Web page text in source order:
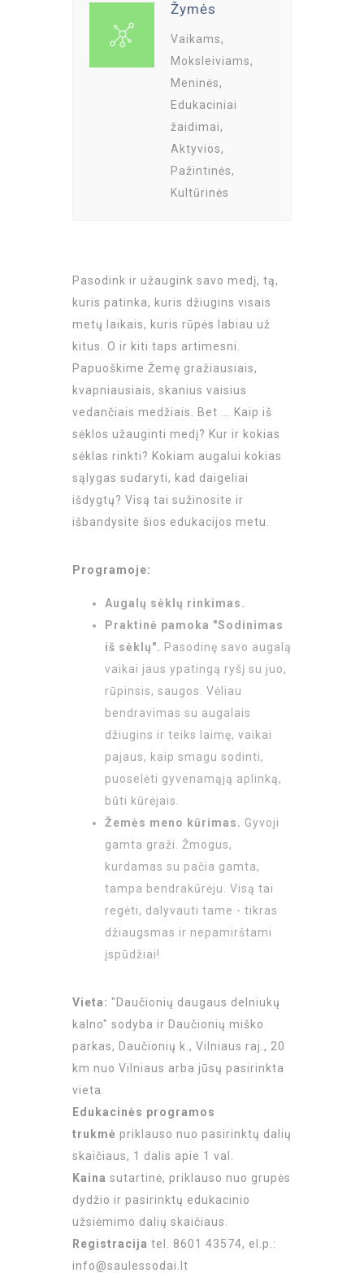
Žymės
Vaikams,
Moksleiviams,
Meninės,
Edukaciniai
žaidimai,
Aktyvios,
Pažintinės,
Kultūrinės
Pasodink ir užaugink savo medį, tą,
kuris patinka, kuris džiugins visais
metų laikais, kuris rūpės labiau už
kitus. O ir kiti taps artimesni.
Papuoškime Žemę gražiausiais,
kvapniausiais, skanius vaisius
vedančiais medžiais. Bet ... Kaip iš
sėklos užauginti medį? Kur ir kokias
sėklas rinkti? Kokiam augalui kokias
sąlygas sudaryti, kad daigeliai
išdygtų? Visą tai sužinosite ir
išbandysite šios edukacijos metu.
Programoje:
Augalų sėklų rinkimas.
Praktinė pamoka "Sodinimas
iš sėklų". Pasodinę savo augalą
vaikai jaus ypatingą ryšį su juo,
rūpinsis, saugos. Vėliau
bendravimas su augalais
džiugins ir teiks laimę, vaikai
pajaus, kaip smagu sodinti,
puoselėti gyvenamąją aplinką,
būti kūrėjais.
Žemės meno kūrimas. Gyvoji
gamta graži. Žmogus,
kurdamas su pačia gamta,
tampa bendrakūrėju. Visą tai
regėti, dalyvauti tame - tikras
džiaugsmas ir nepamirštami
įspūdžiai!
Vieta: "Daučionių daugaus delniukų
kalno" sodyba ir Daučionių miško
parkas, Daučionių k., Vilniaus raj., 20
km nuo Vilniaus arba jūsų pasirinkta
vieta.
Edukacinės programos
trukmė priklauso nuo pasirinktų dalių
skaičiaus, 1 dalis apie 1 val.
Kaina sutartinė, priklauso nuo grupės
dydžio ir pasirinktų edukacinio
užsiėmimo dalių skaičiaus.
Registracija tel. 8601 43574, el.p.:
info@saulessodai.lt